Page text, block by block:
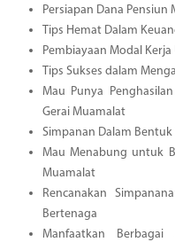
Persiapan Dana Pensiun
Tips Hemat Dalam
Pembiayaan Modal
Tips Sukses dalam
Mau Punya
Gerai Muamalat
Simpanan Dalam
Mau Menabung untuk
Muamalat
Rencanakan
Bertenaga
Manfaatkan